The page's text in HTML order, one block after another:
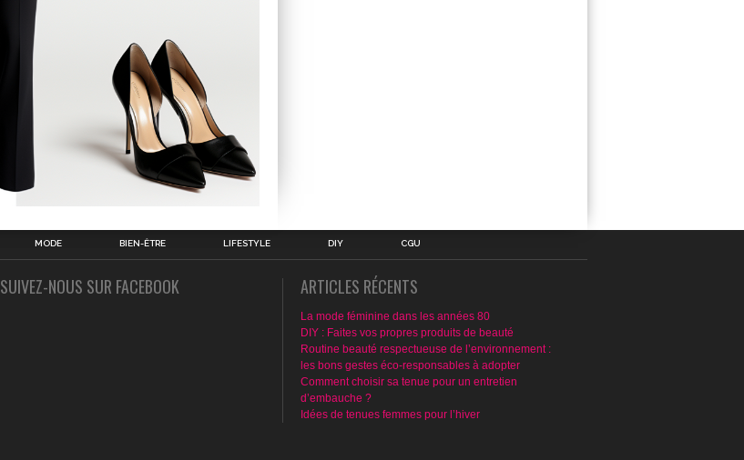
MODE BIEN-ÊTRE LIFESTYLE DIY CGU
SUIVEZ-NOUS SUR FACEBOOK ARTICLES RÉCENTS
La mode féminine dans les années 80
DIY : Faites vos propres produits de beauté
Routine beauté respectueuse de l’environnement :
les bons gestes éco-responsables à adopter
Comment choisir sa tenue pour un entretien
d’embauche ?
Idées de tenues femmes pour l’hiver